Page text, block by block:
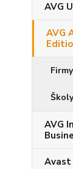
AVG
AVG
AVG
Avast